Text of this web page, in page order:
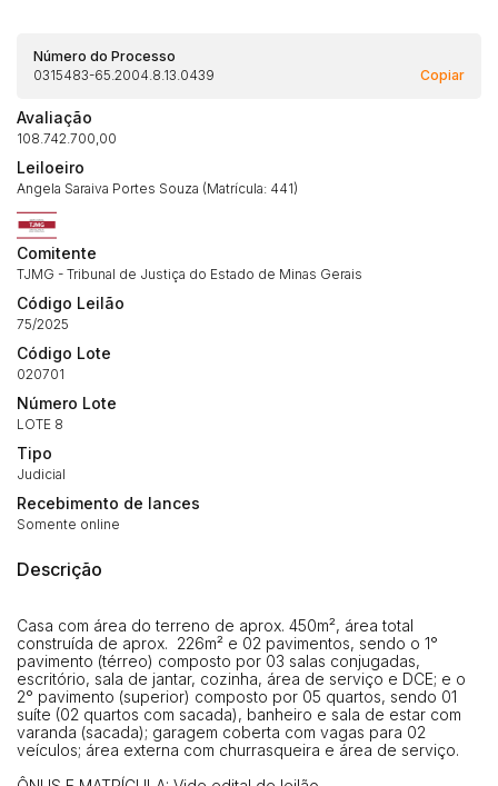
Número do Processo
0315483-65.2004.8.13.0439
Copiar
Avaliação
108.742.700,00
Leiloeiro
Angela Saraiva Portes Souza (Matrícula: 441)
Comitente
TJMG - Tribunal de Justiça do Estado de Minas Gerais
Código Leilão
75/2025
Código Lote
020701
Número Lote
LOTE 8
Tipo
Judicial
Recebimento de lances
Somente online
Descrição
Casa com área do terreno de aprox. 450m², área total
construída de aprox. 226m² e 02 pavimentos, sendo o 1°
pavimento (térreo) composto por 03 salas conjugadas,
escritório, sala de jantar, cozinha, área de serviço e DCE; e o
2° pavimento (superior) composto por 05 quartos, sendo 01
suíte (02 quartos com sacada), banheiro e sala de estar com
varanda (sacada); garagem coberta com vagas para 02
veículos; área externa com churrasqueira e área de serviço.
Envie sua Proposta
Histórico de Propostas
Clique aqui para fazer login
Habilite-se para efetuar lances ou
propostas